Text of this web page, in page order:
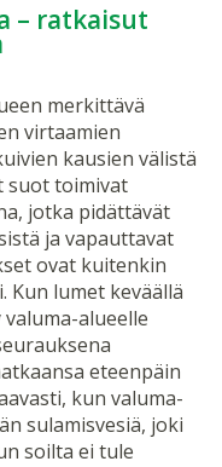
– ratkaisut
merkittävä
virtaamien
kausien välistä
suot toimivat
jotka pidättävät
ja vapauttavat
ovat kuitenkin
lumet keväällä
alueelle
eteenpäin
kun valuma-
sulamisvesiä, joki
soilta ei tule